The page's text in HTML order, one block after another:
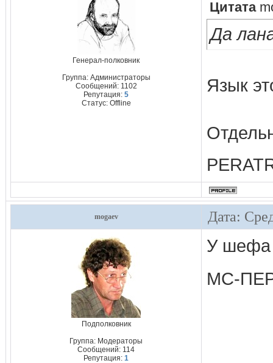
Генерал-полковник
Группа: Администраторы
Сообщений: 1102
Репутация: 5
Статус: Offline
Цитата
Да
Язык
mogaev Дата:
Подполковник
Группа: Модераторы
Сообщений: 114
Репутация: 1
У шефа
МС-